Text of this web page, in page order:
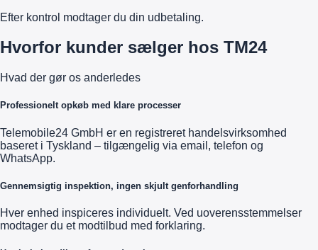
Efter kontrol modtager du din udbetaling.
Hvorfor kunder sælger hos TM24
Hvad der gør os anderledes
Professionelt opkøb med klare processer
Telemobile24 GmbH er en registreret handelsvirksomhed
baseret i Tyskland – tilgængelig via email, telefon og
WhatsApp.
Gennemsigtig inspektion, ingen skjult genforhandling
Hver enhed inspiceres individuelt. Ved uoverensstemmelser
modtager du et modtilbud med forklaring.